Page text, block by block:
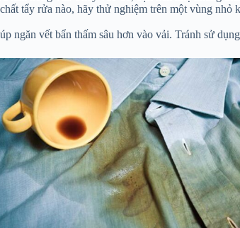
tẩy rửa nào, hãy thử nghiệm trên một vùng nhỏ
ngăn vết bẩn thấm sâu hơn vào vải. Tránh sử